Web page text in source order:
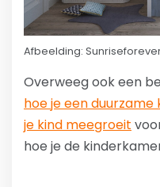
Afbeelding:
Overweeg ook een
hoe je een
je kind meegroeit
hoe je de